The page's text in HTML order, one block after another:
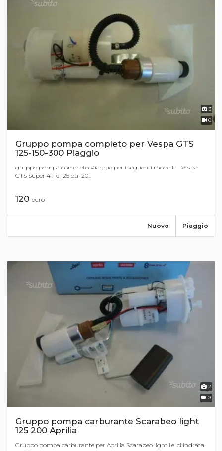
3
0
Gruppo pompa completo per Vespa GTS
125-150-300 Piaggio
gruppo pompa completo Piaggio per i seguenti modelli: - Vespa
GTS Super 4T ie 125 dal 20...
120 euro
Piaggio
Nuovo
2
0
Gruppo pompa carburante Scarabeo light
125 200 Aprilia
Gruppo pompa carburante per Aprilia Scarabeo light i.e. cilindrata